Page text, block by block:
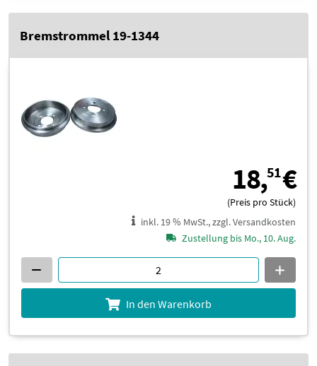
Bremstrommel 19-1344
18,51€
(Preis pro Stück)
inkl. 19 % MwSt., zzgl. Versandkosten
Zustellung bis Mo., 10. Aug.
In den Warenkorb